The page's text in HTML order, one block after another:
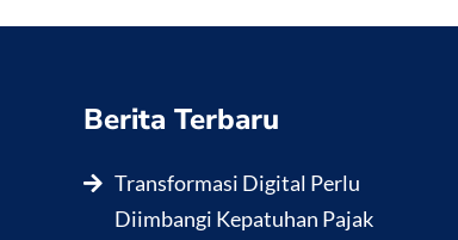
Berita Terbaru
Transformasi Digital Perlu
Diimbangi Kepatuhan Pajak